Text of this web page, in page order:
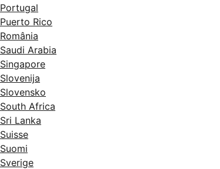
Portugal
Puerto Rico
România
Saudi Arabia
Singapore
Slovenija
Slovensko
South Africa
Sri Lanka
Suisse
Suomi
Sverige